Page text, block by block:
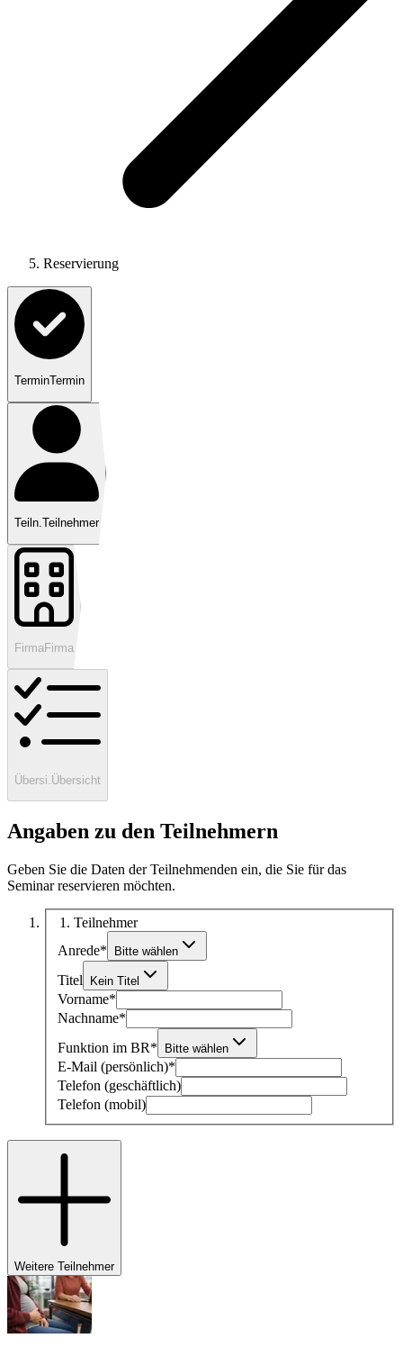
Reservierung
TerminTermin
Teiln.Teilnehmer
Firma Firma
Übersi. Übersicht
Angaben zu den Teilnehmern
Geben Sie die Daten der Teilnehmenden ein, die Sie für das
Seminar reservieren möchten.
1 . Teilnehmer
Anrede* Bitte wählen
Titel Kein Titel
Vorname*
Nachname*
Funktion im BR* Bitte wählen
E-Mail (persönlich)*
Telefon (geschäftlich)
Telefon (mobil)
Weitere Teilnehmer